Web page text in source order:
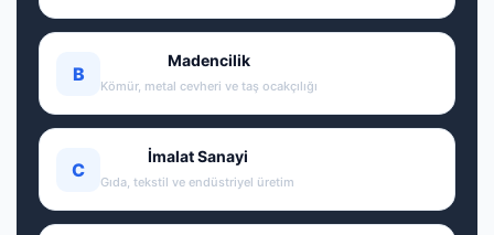
B
Madencilik
Kömür, metal cevheri ve taş ocakçılığı
C
İmalat Sanayi
Gıda, tekstil ve endüstriyel üretim